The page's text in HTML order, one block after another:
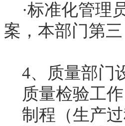
·标准化管理
案，本部门第
4、质量部门
质量检验工作
制程（生产过